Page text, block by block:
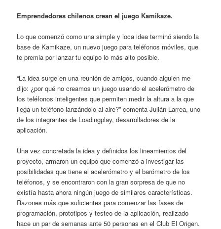
Emprendedores chilenos crean el juego Kamikaze.
Lo que comenzó como una simple y loca idea terminó siendo la
base de Kamikaze, un nuevo juego para teléfonos móviles, que
te premia por lanzar tu equipo lo más alto posible.
“La idea surge en una reunión de amigos, cuando alguien me
dijo: ¿por qué no creamos un juego usando el acelerómetro de
los teléfonos inteligentes que permiten medir la altura a la que
llega un teléfono lanzándolo al aire?” comenta Julián Larrea, uno
de los integrantes de Loadingplay, desarrolladores de la
aplicación.
Una vez concretada la idea y definidos los lineamientos del
proyecto, armaron un equipo que comenzó a investigar las
posibilidades que tiene el acelerómetro y el barómetro de los
teléfonos, y se encontraron con la gran sorpresa de que no
existía hasta ahora ningún juego de similares características.
Razones más que suficientes para comenzar las fases de
programación, prototipos y testeo de la aplicación, realizado
hace un par de semanas ante 50 personas en el Club El Origen.